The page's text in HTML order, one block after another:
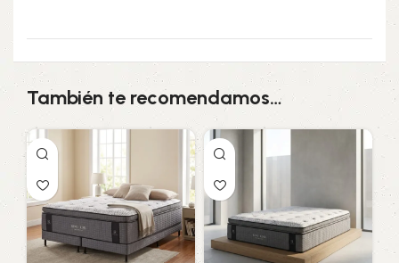
También te recomendamos…